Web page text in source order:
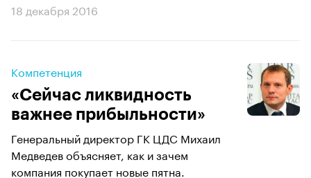
18 декабря 2016
Компетенция
«Сейчас ликвидность
важнее прибыльности»
Генеральный директор ГК ЦДС Михаил
Медведев объясняет, как и зачем
компания покупает новые пятна.